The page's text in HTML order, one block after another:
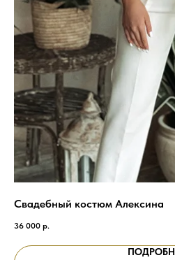
Свадебный костюм Алексина
36 000 р.